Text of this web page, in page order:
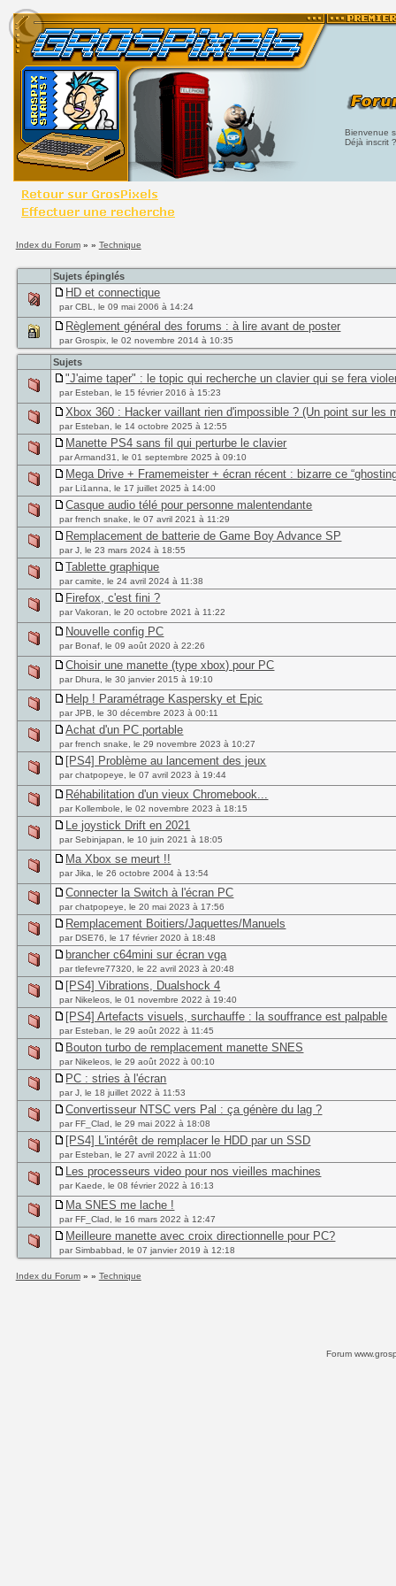
Bienvenue
Déjà inscrit
Index du Forum» » Technique
Sujets épinglés
HD et connectique
par CBL, le 09 mai 2006 à 14:24
Règlement général des forums : à lire avant de poster
par Grospix, le 02 novembre 2014 à 10:35
Sujets
"J'aime taper" : le topic qui recherche un clavier qui se fera
par Esteban, le 15 février 2016 à 15:23
Xbox 360 : Hacker vaillant rien d'impossible ? (Un point sur les
par Esteban, le 14 octobre 2025 à 12:55
Manette PS4 sans fil qui perturbe le clavier
par Armand31, le 01 septembre 2025 à 09:10
Mega Drive + Framemeister + écran récent : bizarre ce
par Li1anna, le 17 juillet 2025 à 14:00
Casque audio télé pour personne malentendante
par french snake, le 07 avril 2021 à 11:29
Remplacement de batterie de Game Boy Advance SP
par J, le 23 mars 2024 à 18:55
Tablette graphique
par camite, le 24 avril 2024 à 11:38
Firefox, c'est fini ?
par Vakoran, le 20 octobre 2021 à 11:22
Nouvelle config PC
par Bonaf, le 09 août 2020 à 22:26
Choisir une manette (type xbox) pour PC
par Dhura, le 30 janvier 2015 à 19:10
Help ! Paramétrage Kaspersky et Epic
par JPB, le 30 décembre 2023 à 00:11
Achat d'un PC portable
par french snake, le 29 novembre 2023 à 10:27
[PS4] Problème au lancement des jeux
par chatpopeye, le 07 avril 2023 à 19:44
Réhabilitation d'un vieux Chromebook...
par Kollembole, le 02 novembre 2023 à 18:15
Le joystick Drift en 2021
par Sebinjapan, le 10 juin 2021 à 18:05
Ma Xbox se meurt !!
par Jika, le 26 octobre 2004 à 13:54
Connecter la Switch à l'écran PC
par chatpopeye, le 20 mai 2023 à 17:56
Remplacement Boitiers/Jaquettes/Manuels
par DSE76, le 17 février 2020 à 18:48
brancher c64mini sur écran vga
par tlefevre77320, le 22 avril 2023 à 20:48
[PS4] Vibrations, Dualshock 4
par Nikeleos, le 01 novembre 2022 à 19:40
[PS4] Artefacts visuels, surchauffe : la souffrance est palpable
par Esteban, le 29 août 2022 à 11:45
Bouton turbo de remplacement manette SNES
par Nikeleos, le 29 août 2022 à 00:10
PC : stries à l'écran
par J, le 18 juillet 2022 à 11:53
Convertisseur NTSC vers Pal : ça génère du lag ?
par FF_Clad, le 29 mai 2022 à 18:08
[PS4] L'intérêt de remplacer le HDD par un SSD
par Esteban, le 27 avril 2022 à 11:00
Les processeurs video pour nos vieilles machines
par Kaede, le 08 février 2022 à 16:13
Ma SNES me lache !
par FF_Clad, le 16 mars 2022 à 12:47
Meilleure manette avec croix directionnelle pour PC?
par Simbabbad, le 07 janvier 2019 à 12:18
Index du Forum» » Technique
Forum